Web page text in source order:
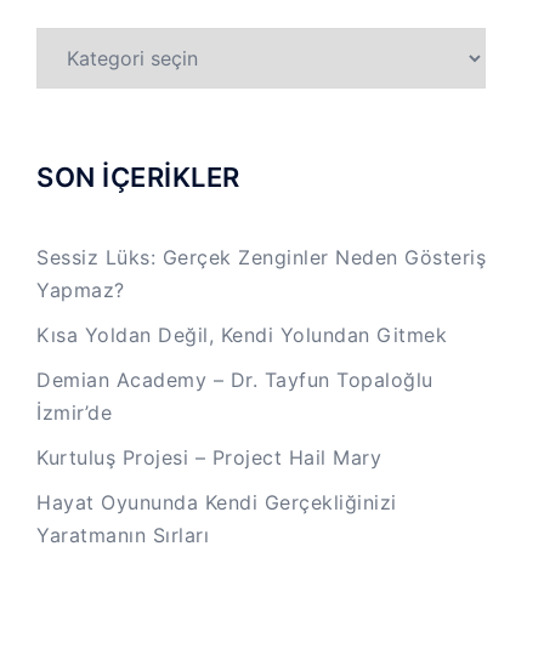
KATEGORİLER
SON İÇERİKLER
Sessiz Lüks: Gerçek Zenginler Neden Gösteriş
Yapmaz?
Kısa Yoldan Değil, Kendi Yolundan Gitmek
Demian Academy – Dr. Tayfun Topaloğlu
İzmir’de
Kurtuluş Projesi – Project Hail Mary
Hayat Oyununda Kendi Gerçekliğinizi
Yaratmanın Sırları